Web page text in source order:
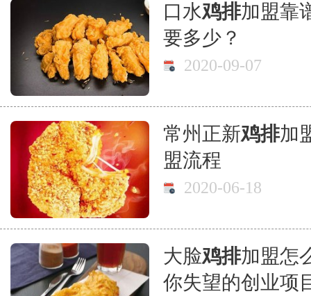
口水鸡排加盟靠
要多少？
2020-09-07
常州正新鸡排加
盟流程
2020-06-18
大脸鸡排加盟怎
你失望的创业项